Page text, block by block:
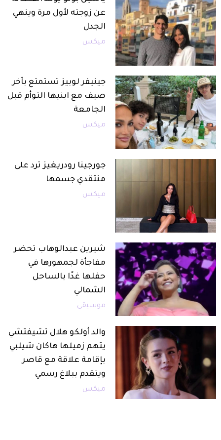
عن زوجته لأول مرة وينهي
الجدل
ميكس
جينيفر لوبيز تستمتع بآخر
صيف مع ابنيها التوأم قبل
الجامعة
ميكس
جورجينا رودريغيز ترد على
منتقدي جسمها
ميكس
شيرين عبدالوهاب تحضر
مفاجأة لجمهورها في
حفلها غدًا بالساحل
الشمالي
موسيقى
والد أولكو هلال تشيفتشي
يتهم زميلها هاكان شيلبي
بإقامة علاقة مع قاصر
ويتقدم ببلاغ رسمي
ميكس